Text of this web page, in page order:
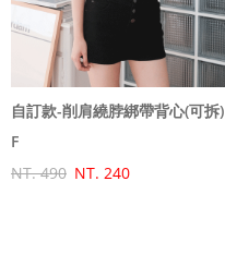
自訂款-削肩繞脖綁帶背心(可拆)
F
NT. 490 NT. 240